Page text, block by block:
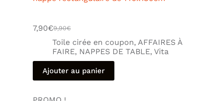
9,90€
7,90€
Toile cirée en coupon, AFFAIRES À
FAIRE, NAPPES DE TABLE, Vita
Ajouter au panier